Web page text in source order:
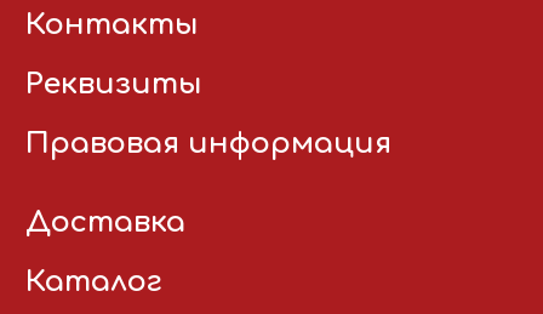
Контакты
Реквизиты
Правовая информация
Доставка
Каталог